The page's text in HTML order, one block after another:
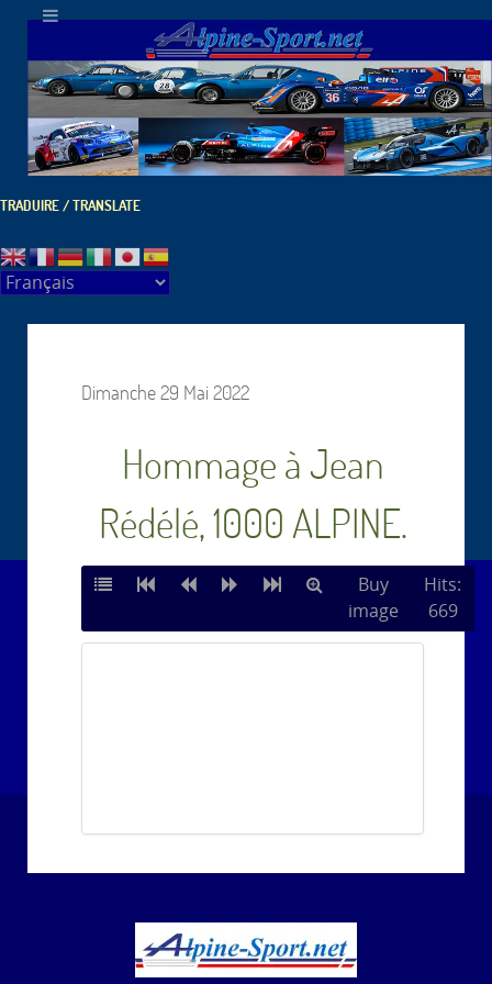
TRADUIRE / TRANSLATE
Dimanche 29 Mai 2022
Hommage à Jean
Rédélé, 1000 ALPINE.
Buy
image
Hits:
669